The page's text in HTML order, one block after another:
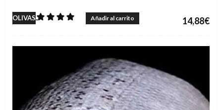
OLIVAS5.00 14,88€
Añadir al carrito